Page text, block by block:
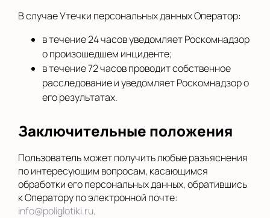
В случае Утечки персональных данных Оператор:
в течение 24 часов уведомляет Роскомнадзор
о произошедшем инциденте;
в течение 72 часов проводит собственное
расследование и уведомляет Роскомнадзор о
его результатах.
Заключительные положения
Пользователь может получить любые разъяснения
по интересующим вопросам, касающимся
обработки его персональных данных, обратившись
к Оператору по электронной почте:
info@poliglotiki.ru.